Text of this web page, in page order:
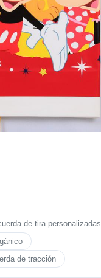
de tira personalizadas
de tracción